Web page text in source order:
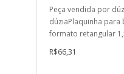
Peça vendida por
dúziaPlaquinha para
formato retangular
R$66,31